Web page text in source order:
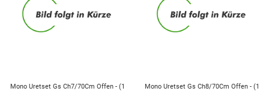
Mono Uretset Gs Ch7/70Cm Offen - (1
Mono Uretset Gs Ch8/70Cm Offen - (1